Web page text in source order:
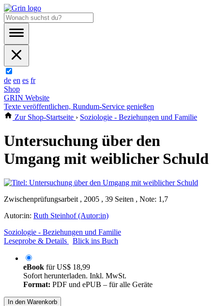
de en es fr
Shop
GRIN Website
Texte veröffentlichen, Rundum-Service genießen
Zur Shop-Startseite › Soziologie - Beziehungen und Familie
Untersuchung über den
Umgang mit weiblicher Schuld
Zwischenprüfungsarbeit , 2005 , 39 Seiten , Note: 1,7
Autor:in: Ruth Steinhof (Autor:in)
Soziologie - Beziehungen und Familie
Leseprobe & Details
Blick ins Buch
eBook fürUS$ 18,99
Sofort herunterladen. Inkl. MwSt.
Format: PDF und ePUB – für alle Geräte
In den Warenkorb